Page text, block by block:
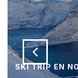
SKI TRIP EN